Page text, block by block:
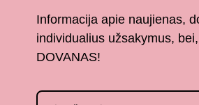
Informacija apie naujienas,
individualius užsakymus,
DOVANAS!